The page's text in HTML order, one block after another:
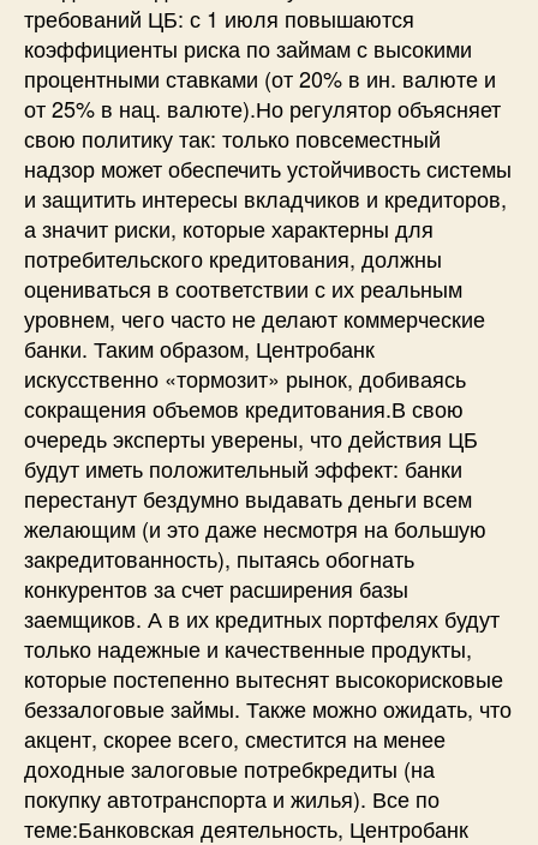
требований ЦБ: с 1 июля повышаются
коэффициенты риска по займам с высокими
процентными ставками (от 20% в ин. валюте и
от 25% в нац. валюте).Но регулятор объясняет
свою политику так: только повсеместный
надзор может обеспечить устойчивость системы
и защитить интересы вкладчиков и кредиторов,
а значит риски, которые характерны для
потребительского кредитования, должны
оцениваться в соответствии с их реальным
уровнем, чего часто не делают коммерческие
банки. Таким образом, Центробанк
искусственно «тормозит» рынок, добиваясь
сокращения объемов кредитования.В свою
очередь эксперты уверены, что действия ЦБ
будут иметь положительный эффект: банки
перестанут бездумно выдавать деньги всем
желающим (и это даже несмотря на большую
закредитованность), пытаясь обогнать
конкурентов за счет расширения базы
заемщиков. А в их кредитных портфелях будут
только надежные и качественные продукты,
которые постепенно вытеснят высокорисковые
беззалоговые займы. Также можно ожидать, что
акцент, скорее всего, сместится на менее
доходные залоговые потребкредиты (на
покупку автотранспорта и жилья). Все по
теме:Банковская деятельность, Центробанк